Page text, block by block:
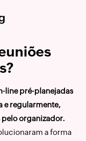
line pré-planejadas
e regularmente,
organizador.
a forma